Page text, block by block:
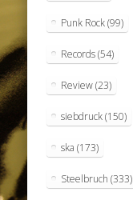
Punk Rock(99)
Records(54)
Review(23)
siebdruck(150)
ska (173)
Steelbruch (333)